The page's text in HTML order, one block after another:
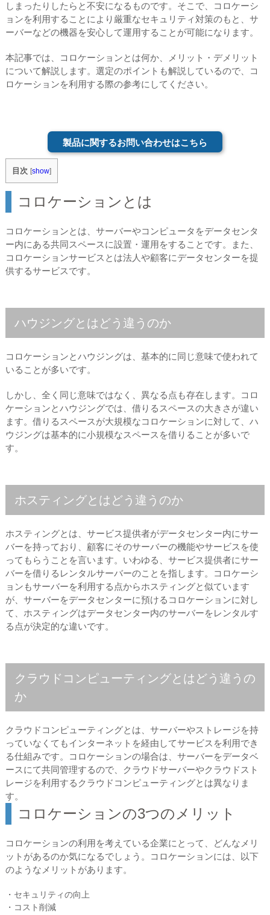
しまったりしたらと不安になるものです。そこで、コロケーシ
ョンを利用することにより厳重なセキュリティ対策のもと、サ
ーバーなどの機器を安心して運用することが可能になります。
本記事では、コロケーションとは何か、メリット・デメリット
について解説します。選定のポイントも解説しているので、コ
ロケーションを利用する際の参考にしてください。
製品に関するお問い合わせはこちら
目次 [show]
コロケーションとは
コロケーションとは、サーバーやコンピュータをデータセンタ
ー内にある共同スペースに設置・運用をすることです。また、
コロケーションサービスとは法人や顧客にデータセンターを提
供するサービスです。
ハウジングとはどう違うのか
コロケーションとハウジングは、基本的に同じ意味で使われて
いることが多いです。
しかし、全く同じ意味ではなく、異なる点も存在します。コロ
ケーションとハウジングでは、借りるスペースの大きさが違い
ます。借りるスペースが大規模なコロケーションに対して、ハ
ウジングは基本的に小規模なスペースを借りることが多いで
す。
ホスティングとはどう違うのか
ホスティングとは、サービス提供者がデータセンター内にサー
バーを持っており、顧客にそのサーバーの機能やサービスを使
ってもらうことを言います。いわゆる、サービス提供者にサー
バーを借りるレンタルサーバーのことを指します。コロケーシ
ョンもサーバーを利用する点からホスティングと似ています
が、サーバーをデータセンターに預けるコロケーションに対し
て、ホスティングはデータセンター内のサーバーをレンタルす
る点が決定的な違いです。
クラウドコンピューティングとはどう違うの
か
クラウドコンピューティングとは、サーバーやストレージを持
っていなくてもインターネットを経由してサービスを利用でき
る仕組みです。コロケーションの場合は、サーバーをデータベ
ースにて共同管理するので、クラウドサーバーやクラウドスト
レージを利用するクラウドコンピューティングとは異なりま
す。
コロケーションの3つのメリット
コロケーションの利用を考えている企業にとって、どんなメリ
ットがあるのか気になるでしょう。コロケーションには、以下
のようなメリットがあります。
・セキュリティの向上
・コスト削減